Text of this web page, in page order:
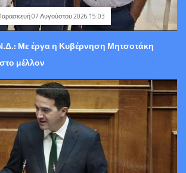
07 Αυγούστου 2026 15:03
Με έργα η Κυβέρνηση Μητσοτάκη
μέλλον